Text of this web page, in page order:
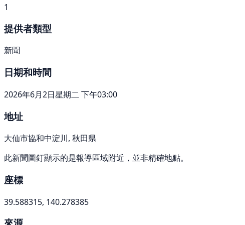
1
提供者類型
新聞
日期和時間
2026年6月2日星期二 下午03:00
地址
大仙市協和中淀川, 秋田県
此新聞圖釘顯示的是報導區域附近，並非精確地點。
座標
39.588315, 140.278385